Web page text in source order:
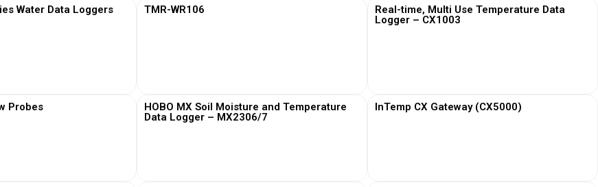
Water Data Loggers TMR-WR106
Real-time, Multi Use Temperature Data
Logger – CX1003
Probes
HOBO MX Soil Moisture and Temperature
Data Logger – MX2306/7
InTemp CX Gateway (CX5000)